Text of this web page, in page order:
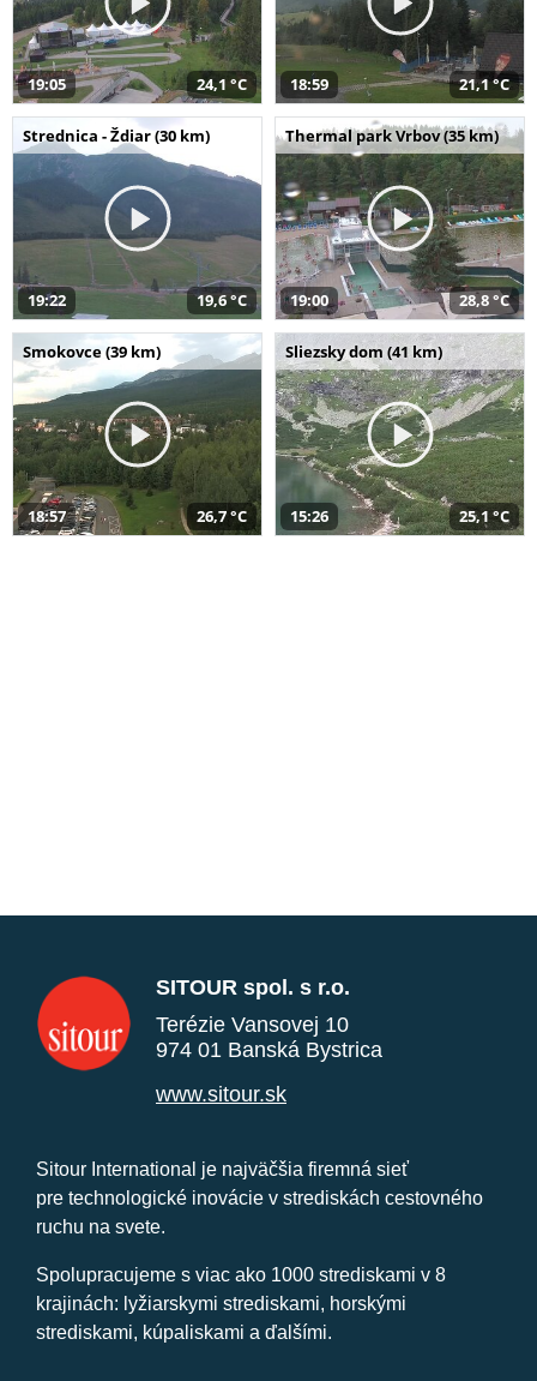
19:05 24,1 °C 18:59 21,1 °C
Strednica - Ždiar (30 km)
19:22 19,6 °C
Thermal park Vrbov (35 km)
19:00 28,8 °C
Smokovce (39 km)
18:57 26,7 °C
Sliezsky dom (41 km)
15:26 25,1 °C
SITOUR spol. s r.o.
Terézie Vansovej 10
974 01 Banská Bystrica
www.sitour.sk
Sitour International je najväčšia firemná sieť
pre technologické inovácie v strediskách cestovného
ruchu na svete.
Spolupracujeme s viac ako 1000 strediskami v 8
krajinách: lyžiarskymi strediskami, horskými
strediskami, kúpaliskami a ďalšími.